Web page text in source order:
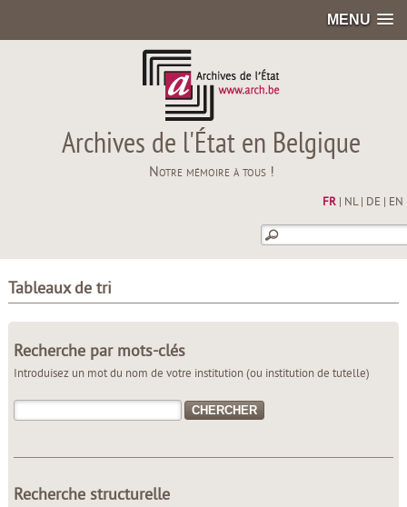
MENU
Archives de l'État en Belgique
Notre mémoire à tous !
FR| NL| DE EN
Tableaux de tri
Recherche par mots-clés
Introduisez un mot du nom de votre institution (ou institution de tutelle)
Recherche structurelle